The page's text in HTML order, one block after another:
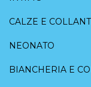
CALZE E COLLANT
NEONATO
BIANCHERIA E